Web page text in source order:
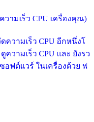
วามเร็ว CPU เครื่องคุณ)
ความเร็ว CPU อีกหนึ่งโ
วามเร็ว CPU และ ยังรว
อฟต์แวร์ ในเครื่องด้วย ฟ